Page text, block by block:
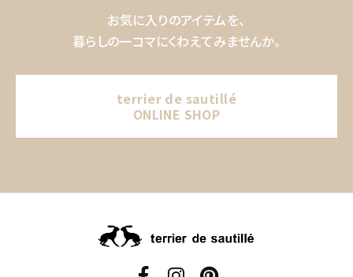
お気に入りのアイテムを、
暮らしの一コマにくわえてみませんか。
terrier de sautillé
ONLINE SHOP